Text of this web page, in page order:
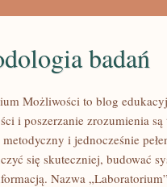
badań
Możliwości to blog
i poszerzanie zrozumienia
i jednocześnie
się skuteczniej, budować
Nazwa